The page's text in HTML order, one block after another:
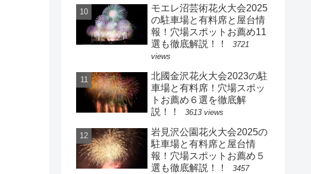
モエレ沼芸術花火大会2025
の駐車場と有料席と屋台情
報！穴場スポットお薦め11
選も徹底解説！！
3721
views
北國金沢花火大会2023の駐
車場と有料席！穴場スポッ
トお薦め６選を徹底解
説！！
3613 views
岩見沢公園花火大会2025の
駐車場と有料席と屋台情
報！穴場スポットお薦め５
選も徹底解説！！
3457